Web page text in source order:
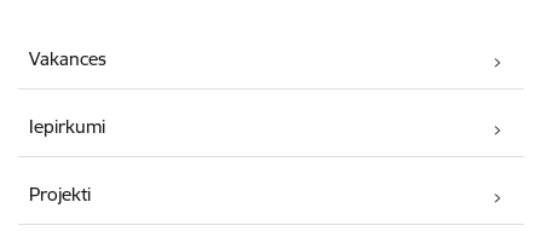
Vakances
Iepirkumi
Projekti